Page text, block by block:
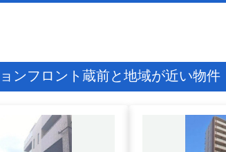
ンフロント蔵前と地域が近い物件